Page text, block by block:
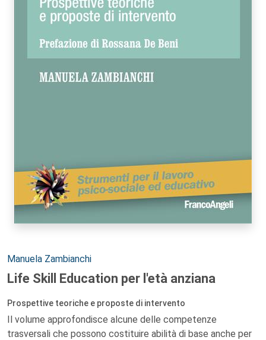
Autori:
Manuela Zambianchi
Life Skill Education per l'età anziana
Prospettive teoriche e proposte di intervento
Il volume approfondisce alcune delle competenze
trasversali che possono costituire abilità di base anche per